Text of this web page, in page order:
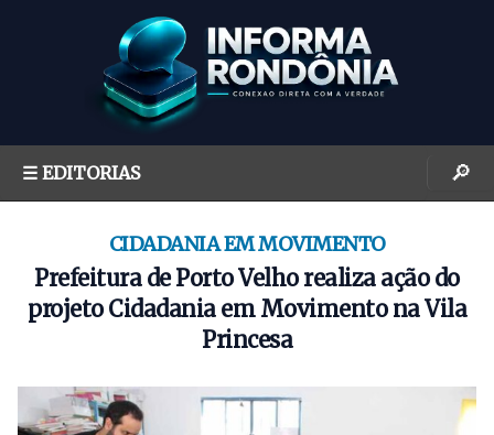
☰ EDITORIAS 🔎
CIDADANIA EM MOVIMENTO
Prefeitura de Porto Velho realiza ação do
projeto Cidadania em Movimento na Vila
Princesa